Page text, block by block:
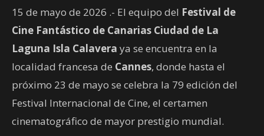
15 de mayo de 2026 .- El equipo del Festival de
Cine Fantástico de Canarias Ciudad de La
Laguna Isla Calavera ya se encuentra en la
localidad francesa de Cannes, donde hasta el
próximo 23 de mayo se celebra la 79 edición del
Festival Internacional de Cine, el certamen
cinematográfico de mayor prestigio mundial.